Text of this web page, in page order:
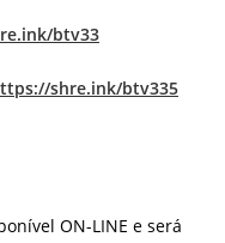
btv33
shre.ink/btv335
ON-LINE e será